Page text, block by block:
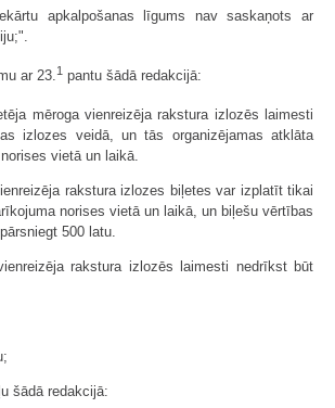
apkalpošanas līgums nav saskaņots ar
ar 23. 1 pantu šādā redakcijā:
mēroga vienreizēja rakstura izlozēs laimesti
izlozes veidā, un tās organizējamas atklāta
vietā un laikā.
rakstura izlozes biļetes var izplatīt tikai
norises vietā un laikā, un biļešu vērtības
500 latu.
rakstura izlozēs laimesti nedrīkst būt
šādā redakcijā: